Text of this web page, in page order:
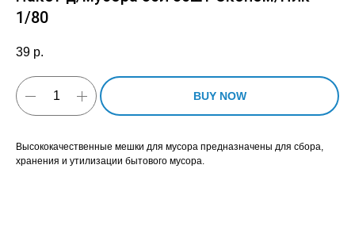
1/80
39 р.
BUY NOW
Высококачественные мешки для мусора предназначены для сбора,
хранения и утилизации бытового мусора.